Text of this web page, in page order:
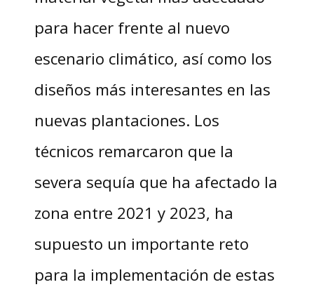
para hacer frente al nuevo
escenario climático, así como los
diseños más interesantes en las
nuevas plantaciones. Los
técnicos remarcaron que la
severa sequía que ha afectado la
zona entre 2021 y 2023, ha
supuesto un importante reto
para la implementación de estas